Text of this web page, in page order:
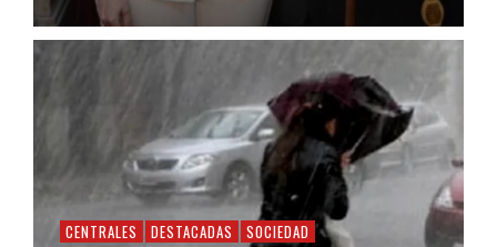
CENTRALES DESTACADAS SOCIEDAD